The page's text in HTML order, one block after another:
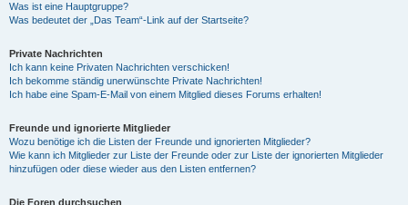
Was ist eine Hauptgruppe?
Was bedeutet der „Das Team“-Link auf der Startseite?
Private Nachrichten
Ich kann keine Privaten Nachrichten verschicken!
Ich bekomme ständig unerwünschte Private Nachrichten!
Ich habe eine Spam-E-Mail von einem Mitglied dieses Forums erhalten!
Freunde und ignorierte Mitglieder
Wozu benötige ich die Listen der Freunde und ignorierten Mitglieder?
Wie kann ich Mitglieder zur Liste der Freunde oder zur Liste der ignorierten Mitglieder
hinzufügen oder diese wieder aus den Listen entfernen?
Die Foren durchsuchen